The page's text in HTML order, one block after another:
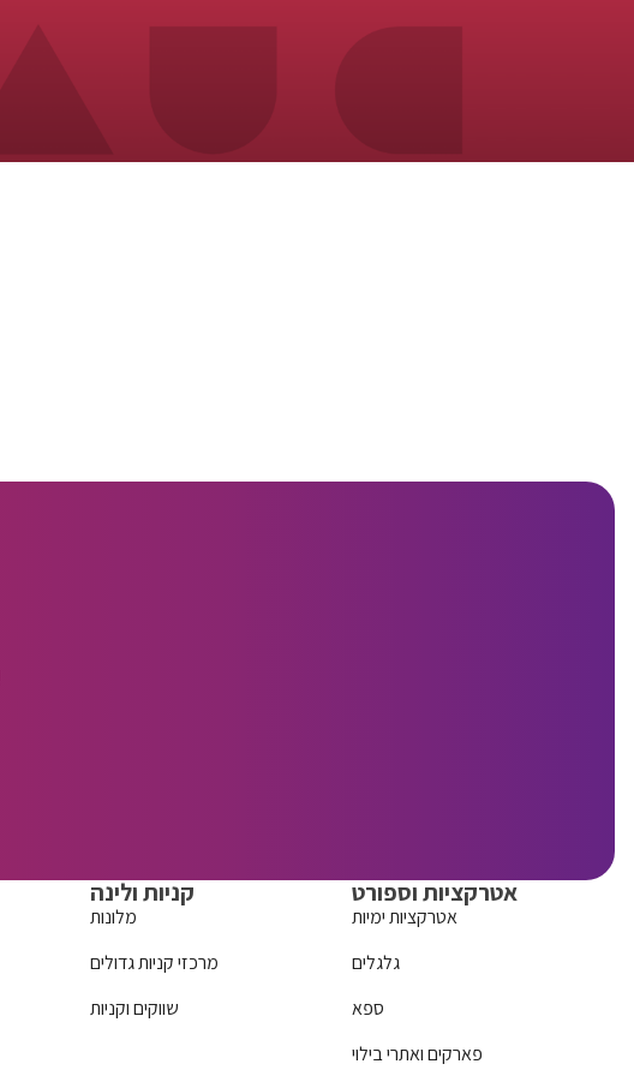
קניות ולינה
מלונות
מרכזי קניות גדולים
שווקים וקניות
אטרקציות וספורט
אטרקציות ימיות
גלגלים
ספא
פארקים ואתרי בילוי